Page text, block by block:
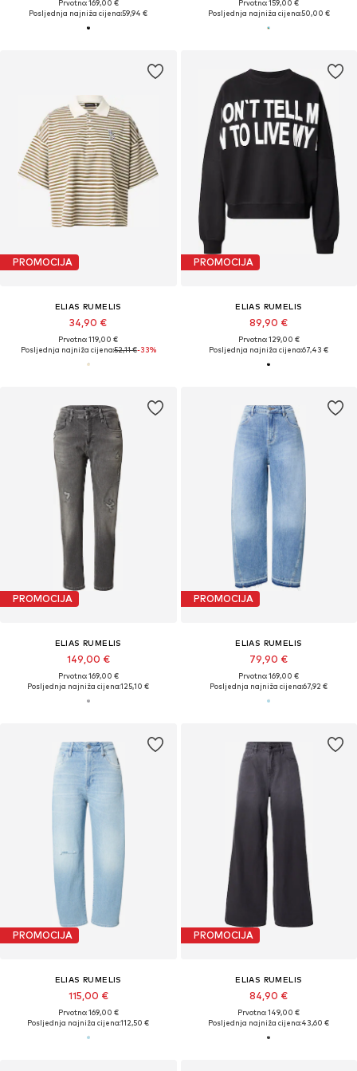
Prvotno: 169,00 €
Posljednja najniža cijena:59,94 €
Prvotno: 159,00 €
Posljednja najniža cijena:50,00 €
PROMOCIJA
ELIAS RUMELIS
34,90 €
Prvotno: 119,00 €
Posljednja najniža cijena:52,11 €-33%
PROMOCIJA
ELIAS RUMELIS
89,90 €
Prvotno: 129,00 €
Posljednja najniža cijena:67,43 €
PROMOCIJA
ELIAS RUMELIS
149,00 €
Prvotno: 169,00 €
Posljednja najniža cijena:125,10 €
PROMOCIJA
ELIAS RUMELIS
79,90 €
Prvotno: 169,00 €
Posljednja najniža cijena:67,92 €
PROMOCIJA
ELIAS RUMELIS
115,00 €
Prvotno: 169,00 €
Posljednja najniža cijena:112,50 €
PROMOCIJA
ELIAS RUMELIS
84,90 €
Prvotno: 149,00 €
Posljednja najniža cijena:43,60 €